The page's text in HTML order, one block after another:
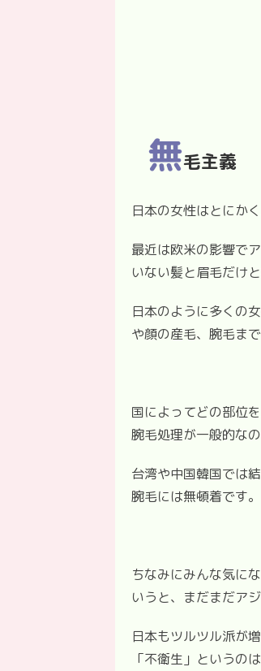
無毛主義
日本の女性はとにか
最近は欧米の影響で
いない髪と眉毛だけ
日本のように多くの
や顔の産毛、腕毛ま
国によってどの部位
腕毛処理が一般的な
台湾や中国韓国では
腕毛には無頓着です。
ちなみにみんな気に
いうと、まだまだア
日本もツルツル派が
「不衛生」というの